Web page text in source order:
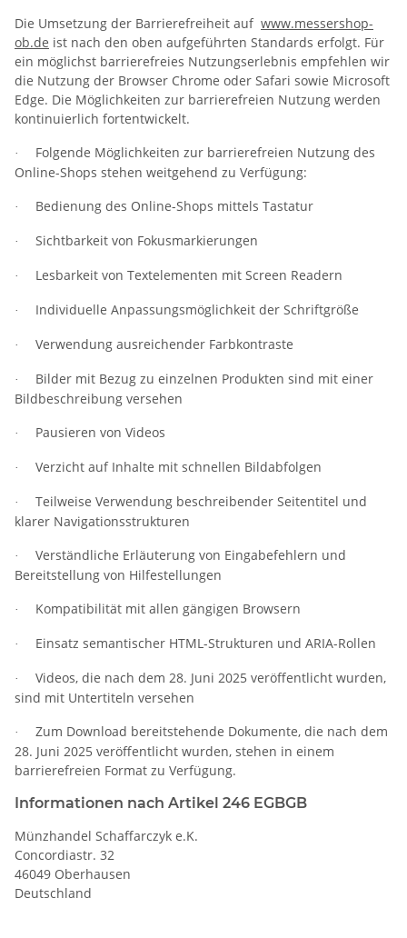
Die Umsetzung der Barrierefreiheit auf www.messershop-
ob.de ist nach den oben aufgeführten Standards erfolgt. Für
ein möglichst barrierefreies Nutzungserlebnis empfehlen wir
die Nutzung der Browser Chrome oder Safari sowie Microsoft
Edge. Die Möglichkeiten zur barrierefreien Nutzung werden
kontinuierlich fortentwickelt.
·
Folgende Möglichkeiten zur barrierefreien Nutzung des
Online-Shops stehen weitgehend zu Verfügung:
· Bedienung des Online-Shops mittels Tastatur
· Sichtbarkeit von Fokusmarkierungen
· Lesbarkeit von Textelementen mit Screen Readern
· Individuelle Anpassungsmöglichkeit der Schriftgröße
· Verwendung ausreichender Farbkontraste
·
Bilder mit Bezug zu einzelnen Produkten sind mit einer
Bildbeschreibung versehen
· Pausieren von Videos
· Verzicht auf Inhalte mit schnellen Bildabfolgen
·
Teilweise Verwendung beschreibender Seitentitel und
klarer Navigationsstrukturen
·
Verständliche Erläuterung von Eingabefehlern und
Bereitstellung von Hilfestellungen
· Kompatibilität mit allen gängigen Browsern
· Einsatz semantischer HTML-Strukturen und ARIA-Rollen
·
Videos, die nach dem 28. Juni 2025 veröffentlicht wurden,
sind mit Untertiteln versehen
·
Zum Download bereitstehende Dokumente, die nach dem
28. Juni 2025 veröffentlicht wurden, stehen in einem
barrierefreien Format zu Verfügung.
Informationen nach Artikel 246 EGBGB
Münzhandel Schaffarczyk e.K.
Concordiastr. 32
46049 Oberhausen
Deutschland